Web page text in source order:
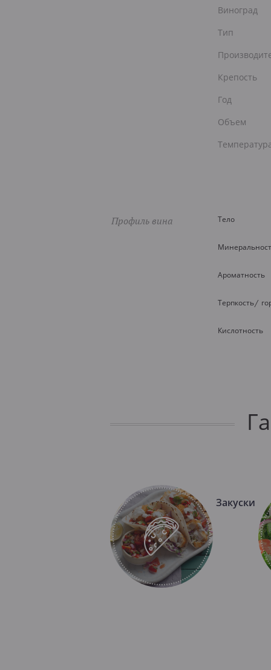
Виноград
Тип
Крепость
Год
Объем
Профиль вина Тело
Ароматность
Терпкость/
Кислотность
Закуски